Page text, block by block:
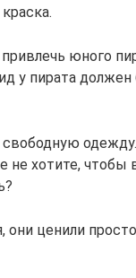
юного
у пирата
не хотите, чтобы
они ценили